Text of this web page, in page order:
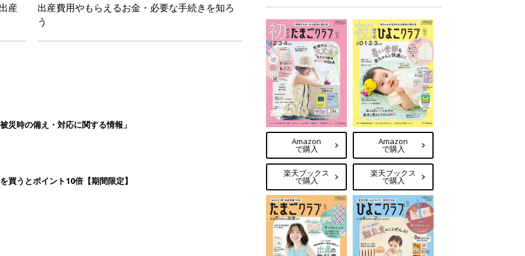
産
出産費用やもらえるお金・必要な手続きを知ろ
う
災時の備え・対応に関する情報」
買うとポイント10倍【期間限定】
Amazon
で購入
楽天ブックス
で購入
Amazon
で購入
楽天ブックス
で購入